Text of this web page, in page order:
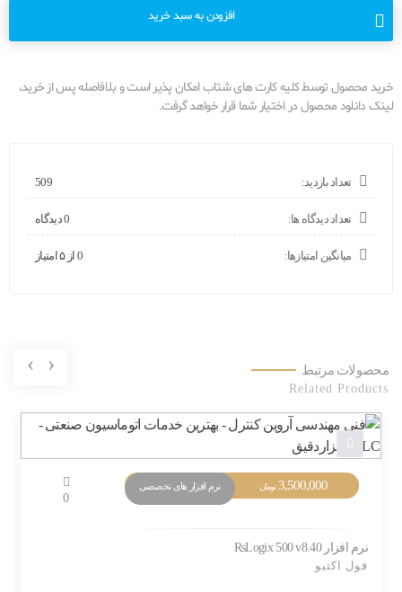
افزودن به سبد خرید
خرید محصول توسط کلیه کارت های شتاب امکان پذیر است و بلافاصله پس از خرید،
لینک دانلود محصول در اختیار شما قرار خواهد گرفت.
تعداد بازدید: 509
تعداد دیدگاه ها: 0 دیدگاه
میانگین امتیازها: 0 از ۵ امتیاز
محصولات مرتبط
Related Products
3,500,000 تومان نرم افزار های تخصصی
0
نرم افزار RsLogix 500 v8.40
فول اکتیو
‹
›